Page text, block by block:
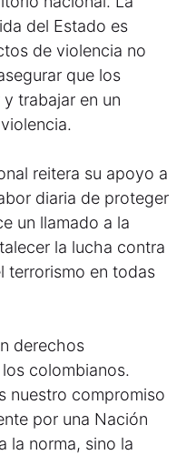
del Estado es
de violencia no
que los
trabajar en un
reitera su apoyo a
diaria de proteger
un llamado a la
la lucha contra
terrorismo en todas
derechos
colombianos.
nuestro compromiso
por una Nación
la norma, sino la